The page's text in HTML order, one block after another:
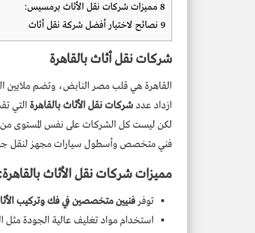
8 مميزات شركات نقل الأثاث برمسيس:
9 نصائح لاختيار أفضل شركة نقل أثاث
شركات نقل أثاث بالقاهرة
القاهرة هي قلب مصر النابض، وتضم ملايين
ازداد عددشركات نقل الأثاث بالقاهرة التي
لكن ليست كل الشركات على نفس المستوى من
فني متخصص وأسطول سيارات مجهز لنقل
مميزات شركات نقل الأثاث بالقاهرة:
توفرفنيين متخصصين في فك وتركيب
استخدام مواد تغليف عالية الجودة مثل